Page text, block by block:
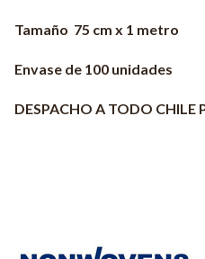
Tamaño 75 cm x 1 metro
Envase de 100 unidades
DESPACHO A TODO CHILE